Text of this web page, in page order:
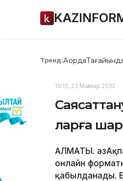
Тренд:Ақорда
19:10, 23 Мамыр 2022
ларға
АЛМАТЫ.
онлайн
қабылданады.